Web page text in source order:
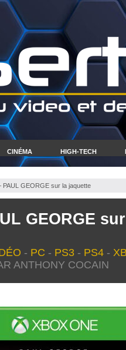
CINÉMA HIGH-TECH
PAUL GEORGE sur la jaquette
GEORGE
- PC - PS3 - PS4 -
ANTHONY COCAIN